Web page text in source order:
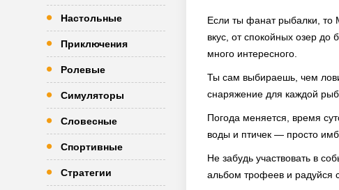
Настольные
Приключения
Ролевые
Симуляторы
Словесные
Спортивные
Стратегии
Если ты фанат рыбалки, то
вкус, от спокойных озер до
много интересного.
Ты сам выбираешь, чем
снаряжение для каждой
Погода меняется, время
воды и птичек — просто
Не забудь участвовать в
альбом трофеев и радуйся